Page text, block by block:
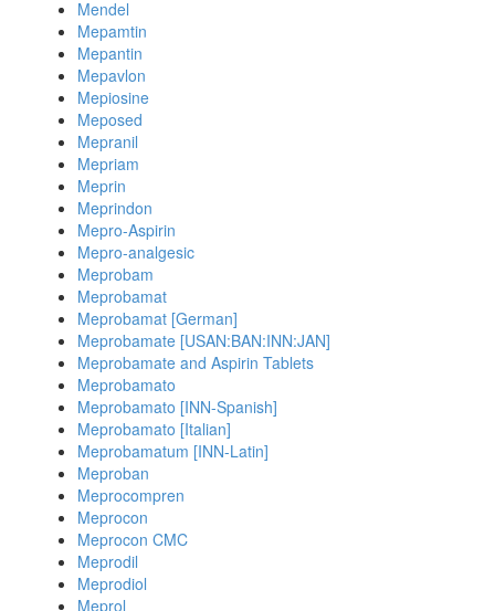
Mendel
Mepamtin
Mepantin
Mepavlon
Mepiosine
Meposed
Mepranil
Mepriam
Meprin
Meprindon
Mepro-Aspirin
Mepro-analgesic
Meprobam
Meprobamat
Meprobamat [German]
Meprobamate [USAN:BAN:INN:JAN]
Meprobamate and Aspirin Tablets
Meprobamato
Meprobamato [INN-Spanish]
Meprobamato [Italian]
Meprobamatum [INN-Latin]
Meproban
Meprocompren
Meprocon
Meprocon CMC
Meprodil
Meprodiol
Meprol